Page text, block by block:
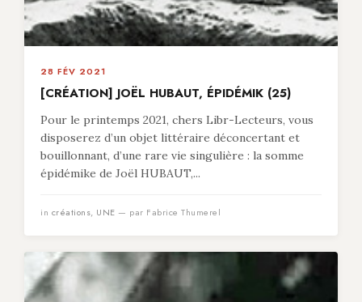
28 FÉV 2021
[CRÉATION] JOËL HUBAUT, ÉPIDÉMIK (25)
Pour le printemps 2021, chers Libr-Lecteurs, vous
disposerez d’un objet littéraire déconcertant et
bouillonnant, d’une rare vie singulière : la somme
épidémike de Joël HUBAUT,...
in créations, UNE — par Fabrice Thumerel